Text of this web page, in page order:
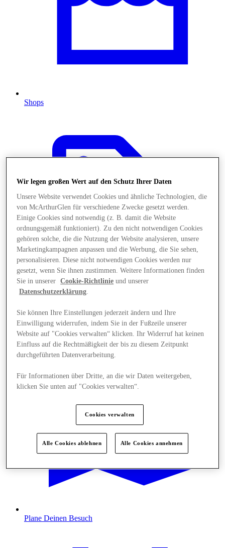
Shops
Angebote
Plane Deinen Besuch
Wir legen großen Wert auf den Schutz Ihrer Daten
Unsere Website verwendet Cookies und ähnliche Technologien, die
von McArthurGlen für verschiedene Zwecke gesetzt werden.
Einige Cookies sind notwendig (z. B. damit die Website
ordnungsgemäß funktioniert). Zu den nicht notwendigen Cookies
gehören solche, die die Nutzung der Website analysieren, unsere
Marketingkampagnen anpassen und die Werbung, die Sie sehen,
personalisieren. Diese nicht notwendigen Cookies werden nur
gesetzt, wenn Sie ihnen zustimmen. Weitere Informationen finden
Sie in unserer
Cookie-Richtlinie und unserer
Datenschutzerklärung
Sie können Ihre Einstellungen jederzeit ändern und Ihre
Einwilligung widerrufen, indem Sie in der Fußzeile unserer
Website auf "Cookies verwalten“ klicken. Ihr Widerruf hat keinen
Einfluss auf die Rechtmäßigkeit der bis zu diesem Zeitpunkt
durchgeführten Datenverarbeitung.
Für Informationen über Dritte, an die wir Daten weitergeben,
klicken Sie unten auf "Cookies verwalten“.
Cookies verwalten
Alle Cookies ablehnen Alle Cookies annehmen